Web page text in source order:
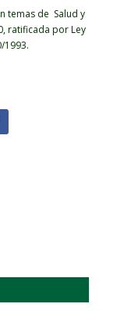
temas de Salud y
ratificada por Ley
1993.